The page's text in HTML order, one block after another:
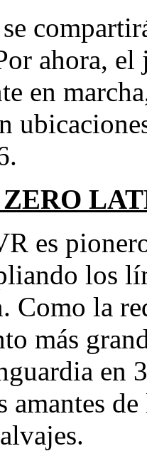
ahora,
en
es
los
Como la
más
en
amantes